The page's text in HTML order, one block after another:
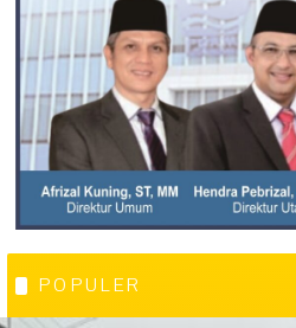
POPULER